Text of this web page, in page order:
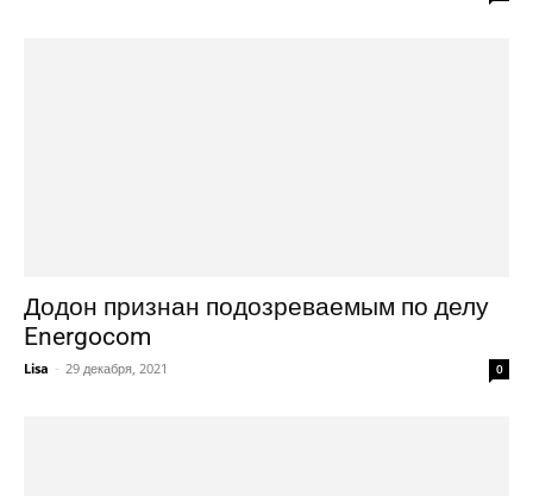
Додон признан подозреваемым по делу
Energocom
Lisa - 29 декабря, 2021 0